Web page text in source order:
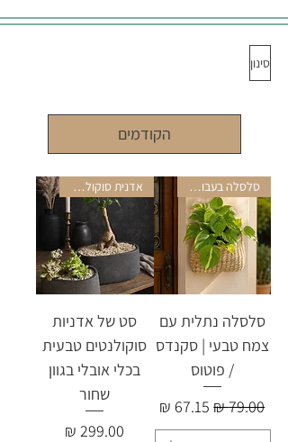
סינון
הקודמים
סלסלה בעבודת יד
סלסלה נתלית עם
צמח טבעי | סקנדס
/ פוטוס
מחיר רגיל‏79.00 ‏₪ מחיר מבצע
אדנית סוקולנטים
סט של אדניות
סוקולנטים טבעית
בכלי אובלי בגוון
שחור
מחיר